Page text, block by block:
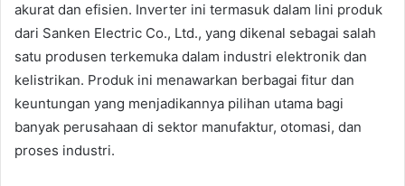
akurat dan efisien. Inverter ini termasuk dalam lini produk
dari Sanken Electric Co., Ltd., yang dikenal sebagai salah
satu produsen terkemuka dalam industri elektronik dan
kelistrikan. Produk ini menawarkan berbagai fitur dan
keuntungan yang menjadikannya pilihan utama bagi
banyak perusahaan di sektor manufaktur, otomasi, dan
proses industri.